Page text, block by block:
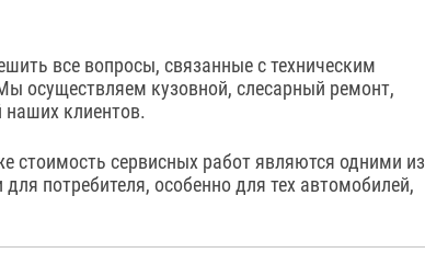
все вопросы, связанные с техническим
осуществляем кузовной, слесарный ремонт,
наших клиентов.
стоимость сервисных работ являются одними из
потребителя, особенно для тех автомобилей,